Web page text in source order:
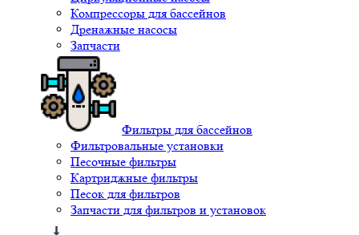
Компрессоры для бассейнов
Дренажные насосы
Запчасти
Фильтры для бассейнов
Фильтровальные установки
Песочные фильтры
Картриджные фильтры
Песок для фильтров
Запчасти для фильтров и установок